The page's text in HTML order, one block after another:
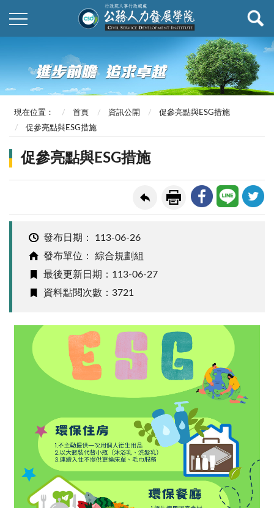
現在位置： 首頁 資訊公開
促參亮點與ESG措施
促參亮點與ESG措施
促參亮點與ESG措施
發布日期： 113-06-26
發布單位： 綜合規劃組
最後更新日期：113-06-27
資料點閱次數：3721